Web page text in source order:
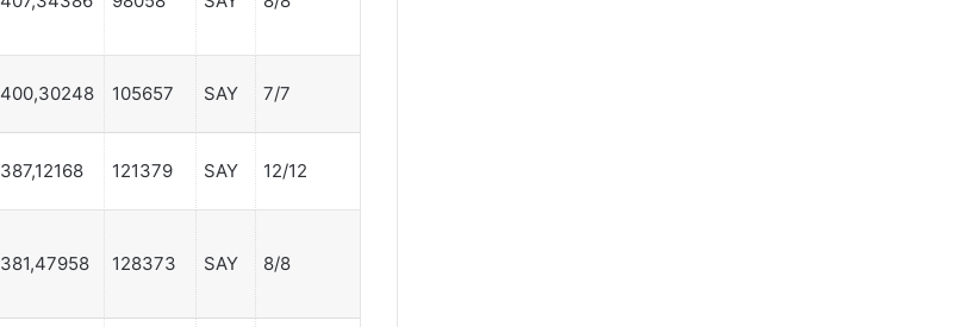
400,30248 105657 SAY 7/7
387,12168 121379 SAY 12/12
381,47958 128373 SAY 8/8